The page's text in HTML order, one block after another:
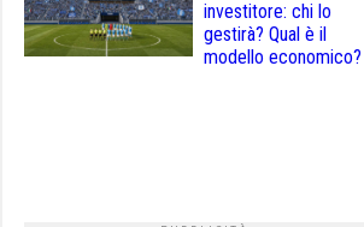
investitore: chi lo
gestirà? Qual è il
modello economico?